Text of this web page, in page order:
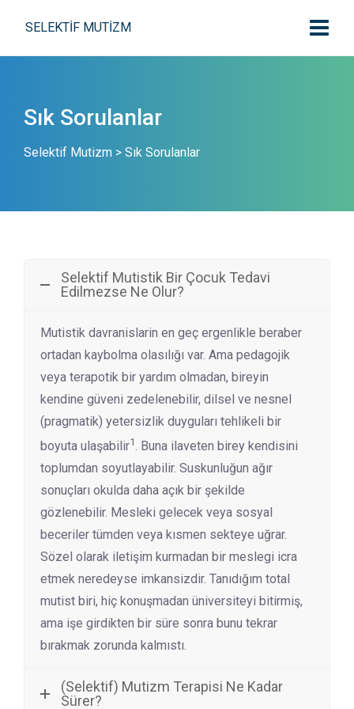
SELEKTIF MUTIZM
Sık Sorulanlar
Selektif Mutizm > Sık Sorulanlar
Selektif Mutistik Bir Çocuk Tedavi
Edilmezse Ne Olur?
Mutistik davranislarin en geç ergenlikle beraber
ortadan kaybolma olasılığı var. Ama pedagojik
veya terapotik bir yardım olmadan, bireyin
kendine güveni zedelenebilir, dilsel ve nesnel
(pragmatik) yetersizlik duyguları tehlikeli bir
boyuta ulaşabilir1. Buna ilaveten birey kendisini
toplumdan soyutlayabilir. Suskunluğun ağır
sonuçları okulda daha açık bir şekilde
gözlenebilir. Mesleki gelecek veya sosyal
beceriler tümden veya kısmen sekteye uğrar.
Sözel olarak iletişim kurmadan bir meslegi icra
etmek neredeyse imkansizdir. Tanıdığım total
mutist biri, hiç konuşmadan üniversiteyi bitirmiş,
ama işe girdikten bir süre sonra bunu tekrar
bırakmak zorunda kalmıstı.
(Selektif) Mutizm Terapisi Ne Kadar
Sürer?